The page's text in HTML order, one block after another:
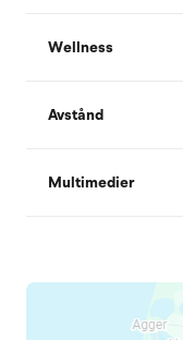
Wellness
Avstånd
Multimedier